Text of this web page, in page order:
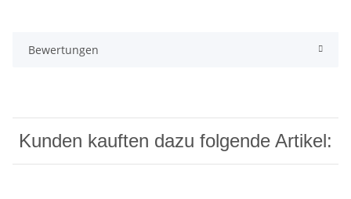
Bewertungen
Kunden kauften dazu folgende Artikel: